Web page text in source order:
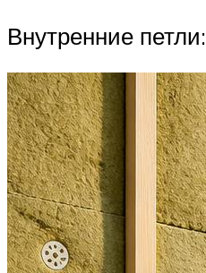
Внутренние петли: